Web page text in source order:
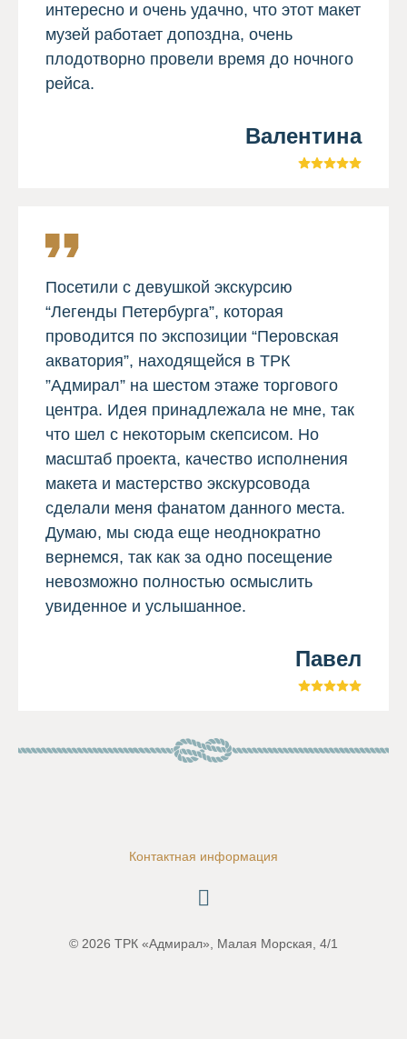
интересно и очень удачно, что этот макет
музей работает допоздна, очень
плодотворно провели время до ночного
рейса.
Валентина
Посетили с девушкой экскурсию
“Легенды Петербурга”, которая
проводится по экспозиции “Перовская
акватория”, находящейся в ТРК
”Адмирал” на шестом этаже торгового
центра. Идея принадлежала не мне, так
что шел с некоторым скепсисом. Но
масштаб проекта, качество исполнения
макета и мастерство экскурсовода
сделали меня фанатом данного места.
Думаю, мы сюда еще неоднократно
вернемся, так как за одно посещение
невозможно полностью осмыслить
увиденное и услышанное.
Павел
Контактная информация
© 2026 ТРК «Адмирал», Малая Морская, 4/1